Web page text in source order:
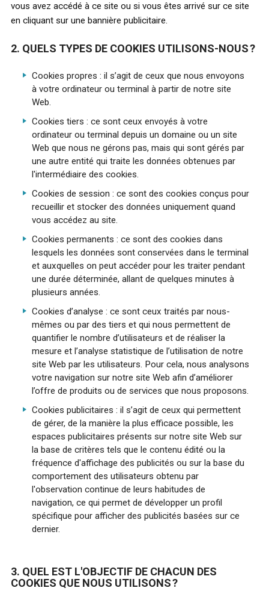
vous avez accédé à ce site ou si vous êtes arrivé sur ce site
en cliquant sur une bannière publicitaire.
2. QUELS TYPES DE COOKIES UTILISONS-NOUS ?
Cookies propres : il s’agit de ceux que nous envoyons
à votre ordinateur ou terminal à partir de notre site
Web.
Cookies tiers : ce sont ceux envoyés à votre
ordinateur ou terminal depuis un domaine ou un site
Web que nous ne gérons pas, mais qui sont gérés par
une autre entité qui traite les données obtenues par
l'intermédiaire des cookies.
Cookies de session : ce sont des cookies conçus pour
recueillir et stocker des données uniquement quand
vous accédez au site.
Cookies permanents : ce sont des cookies dans
lesquels les données sont conservées dans le terminal
et auxquelles on peut accéder pour les traiter pendant
une durée déterminée, allant de quelques minutes à
plusieurs années.
Cookies d’analyse : ce sont ceux traités par nous-
mêmes ou par des tiers et qui nous permettent de
quantifier le nombre d’utilisateurs et de réaliser la
mesure et l’analyse statistique de l’utilisation de notre
site Web par les utilisateurs. Pour cela, nous analysons
votre navigation sur notre site Web afin d’améliorer
l’offre de produits ou de services que nous proposons.
Cookies publicitaires : il s’agit de ceux qui permettent
de gérer, de la manière la plus efficace possible, les
espaces publicitaires présents sur notre site Web sur
la base de critères tels que le contenu édité ou la
fréquence d'affichage des publicités ou sur la base du
comportement des utilisateurs obtenu par
l'observation continue de leurs habitudes de
navigation, ce qui permet de développer un profil
spécifique pour afficher des publicités basées sur ce
dernier.
3. QUEL EST L'OBJECTIF DE CHACUN DES
COOKIES QUE NOUS UTILISONS ?